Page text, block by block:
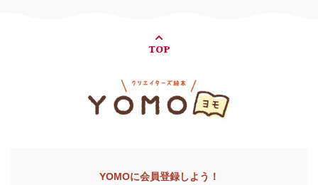
TOP
YOMOに会員登録しよう！